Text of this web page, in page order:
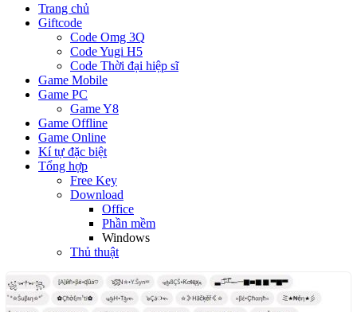
Trang chủ
Giftcode
Code Omg 3Q
Code Yugi H5
Code Thời đại hiệp sĩ
Game Mobile
Game PC
Game Y8
Game Offline
Game Online
Kí tự đặc biệt
Tổng hợp
Free Key
Download
Office
Phần mềm
Windows
Thủ thuật